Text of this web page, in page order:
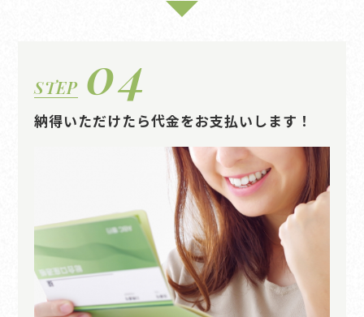
STEP 04
納得いただけたら代金をお支払いします！